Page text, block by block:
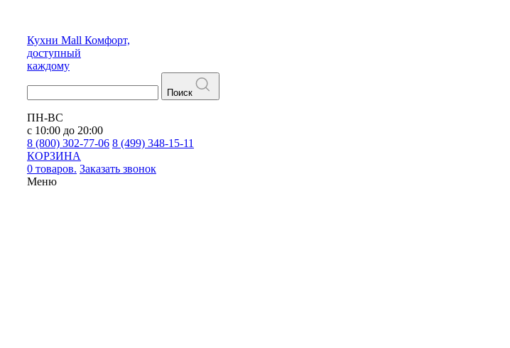
Кухни Mall Комфорт,
доступный
каждому
Поиск
ПН-ВС
с 10:00 до 20:00
8 (800) 302-77-06 8 (499) 348-15-11
КОРЗИНА
0 товаров. Заказать звонок
Меню